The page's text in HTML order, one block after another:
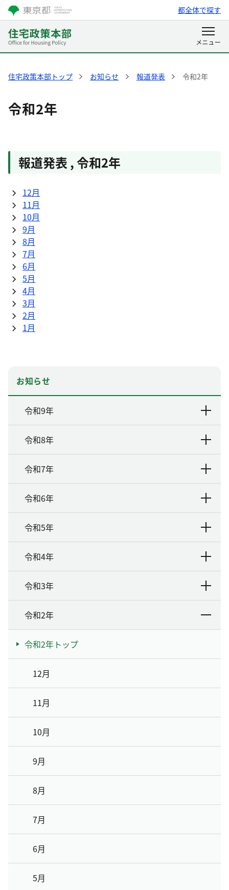
都全体で探す
住宅政策本部トップ お知らせ 報道発表 令和2年
令和2年
報道発表 ,令和2年
12月
11月
10月
9月
8月
7月
6月
5月
4月
3月
2月
1月
お知らせ
令和9年
令和8年
令和7年
令和6年
令和5年
令和4年
令和3年
令和2年
令和2年トップ
12月
11月
10月
9月
8月
7月
6月
5月